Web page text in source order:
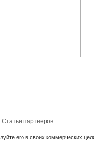
Статьи партнеров
его в своих коммерческих